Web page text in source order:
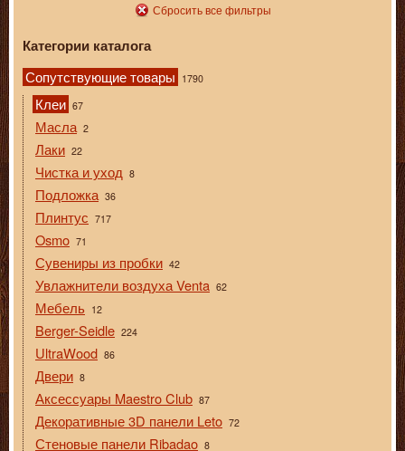
Сбросить все фильтры
Категории каталога
Сопутствующие товары 1790
Клеи 67
Масла 2
Лаки 22
Чистка и уход 8
Подложка 36
Плинтус 717
Osmo 71
Сувениры из пробки 42
Увлажнители воздуха Venta 62
Мебель 12
Berger-Seidle 224
UltraWood 86
Двери 8
Аксессуары Maestro Club 87
Декоративные 3D панели Leto 72
Стеновые панели Ribadao 8